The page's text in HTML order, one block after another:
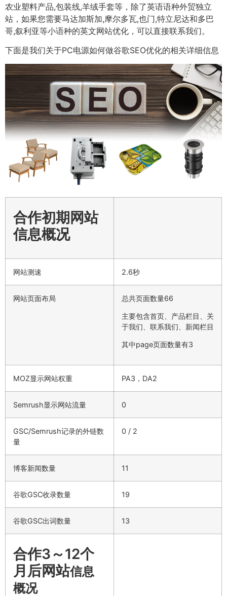
农业塑料产品,包装线,羊绒手套等，除了英语语种外贸独立
站，如果您需要马达加斯加,摩尔多瓦,也门,特立尼达和多巴
哥,叙利亚等小语种的英文网站优化，可以直接联系我们。
下面是我们关于PC电源如何做谷歌SEO优化的相关详细信息
合作初期网站
信息概况
网站测速 2.6秒
网站页面布局 总共页面数量66
主要包含首页、产品栏目、关
于我们、联系我们、新闻栏目
其中page页面数量有3
MOZ显示网站权重 PA3，DA2
Semrush显示网站流量 0
GSC/Semrush记录的外链数
量
0 / 2
博客新闻数量 11
谷歌GSC收录数量 19
谷歌GSC出词数量 13
合作3～12个
月后网站信息
概况